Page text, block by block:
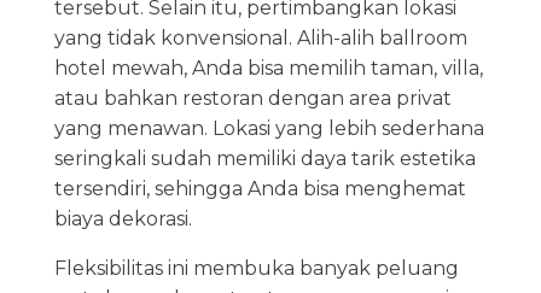
tersebut. Selain itu, pertimbangkan lokasi
yang tidak konvensional. Alih-alih ballroom
hotel mewah, Anda bisa memilih taman, villa,
atau bahkan restoran dengan area privat
yang menawan. Lokasi yang lebih sederhana
seringkali sudah memiliki daya tarik estetika
tersendiri, sehingga Anda bisa menghemat
biaya dekorasi.
Fleksibilitas ini membuka banyak peluang